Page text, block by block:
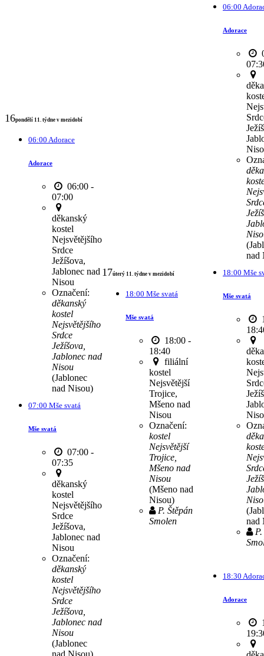
16pondělí 11. týdne v mezidobí
06:00 Adorace
Adorace
06:00 -
07:00
děkanský
kostel
Nejsvětějšího
Srdce
Ježíšova,
Jablonec nad
Nisou
Označení:
děkanský
kostel
Nejsvětějšího
Srdce
Ježíšova,
Jablonec nad
Nisou
(Jablonec
nad Nisou)
07:00 Mše svatá
Mše svatá
07:00 -
07:35
děkanský
kostel
Nejsvětějšího
Srdce
Ježíšova,
Jablonec nad
Nisou
Označení:
děkanský
kostel
Nejsvětějšího
Srdce
Ježíšova,
Jablonec nad
Nisou
(Jablonec
nad Nisou)
17úterý 11. týdne v mezidobí
18:00 Mše svatá
Mše svatá
18:00 -
18:40
filiální
kostel
Nejsvětější
Trojice,
Mšeno nad
Nisou
Označení:
kostel
Nejsvětější
Trojice,
Mšeno nad
Nisou
(Mšeno nad
Nisou)
P. Štěpán
Smolen
06:00
Adorace
nad
18:00 Mše
Mše svatá
nad
18:30
Adorace